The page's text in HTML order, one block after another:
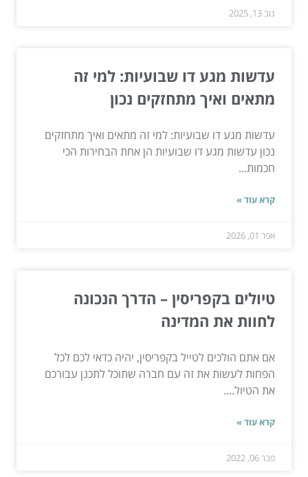
נוב 13, 2025
עדשות מגע דו שבועיות: למי זה
מתאים ואיך מתחזקים נכון
עדשות מגע דו שבועיות: למי זה מתאים ואיך מתחזקים
נכון עדשות מגע דו שבועיות הן אחת הבחירות הכי
חכמות...
קרא עוד »
אפר 01, 2026
טיולים בקפריסין – הדרך הנכונה
לחוות את המדינה
אם אתם הולכים לטייל בקפריסין, יהיה כדאי לכם לכל
הפחות לעשות את זה עם חברה שתוכל לתכנן עבורכם
את הטיול....
קרא עוד »
פבר 06, 2022